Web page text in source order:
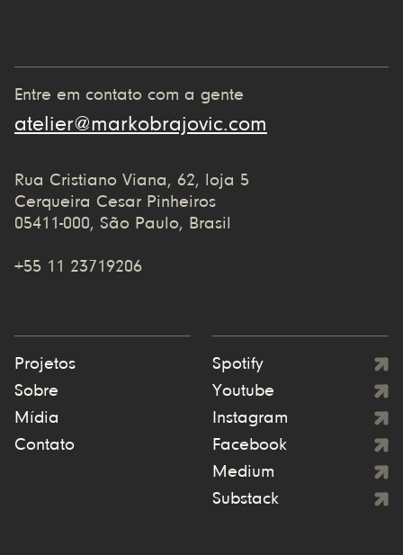
Entre em contato com a gente
atelier@markobrajovic.com
Rua Cristiano Viana, 62, loja 5
Cerqueira Cesar Pinheiros
05411-000, São Paulo, Brasil
+55 11 23719206
Projetos
Sobre
Mídia
Contato
Spotify
Youtube
Instagram
Facebook
Medium
Substack